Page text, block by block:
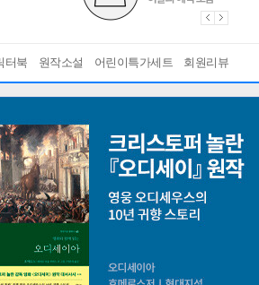
터북 원작소설 어린이특가세트 회원리뷰
작도서 ] 바인딩 & 에디션 안내